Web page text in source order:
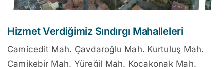
Hizmet Verdiğimiz Sındırgı Mahalleleri
Camicedit Mah. Çavdaroğlu Mah. Kurtuluş Mah.
Camikebir Mah. Yüreğil Mah. Kocakonak Mah.